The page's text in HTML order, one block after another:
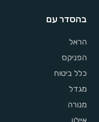
בהסדר עם
הראל
הפניקס
כלל ביטוח
מגדל
מנורה